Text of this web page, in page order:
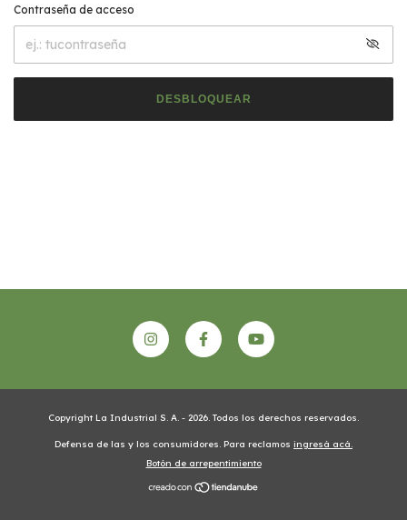
Contraseña de acceso
DESBLOQUEAR
Copyright La Industrial S. A. - 2026. Todos los derechos reservados.
Defensa de las y los consumidores. Para reclamos ingresá acá.
Botón de arrepentimiento